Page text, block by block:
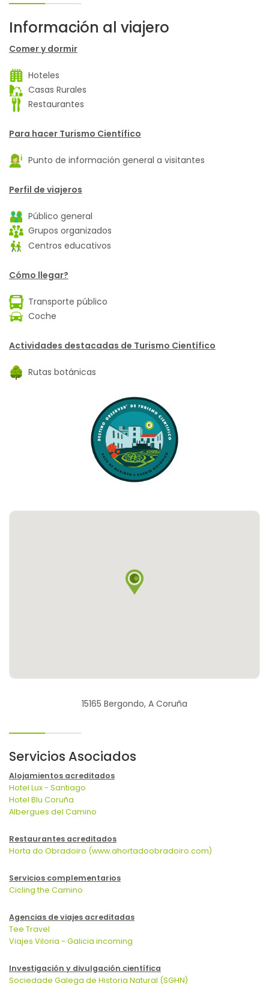
Información al viajero
Comer y dormir
Hoteles
Casas Rurales
Restaurantes
Para hacer Turismo Científico
Punto de información general a visitantes
Perfil de viajeros
Público general
Grupos organizados
Centros educativos
Cómo llegar?
Transporte público
Coche
Actividades destacadas de Turismo Científico
Rutas botánicas
15165 Bergondo, A Coruña
Servicios Asociados
Alojamientos acreditados
Hotel Lux - Santiago
Hotel Blu Coruña
Albergues del Camino
Restaurantes acreditados
Horta do Obradoiro (www.ahortadoobradoiro.com)
Servicios complementarios
Cicling the Camino
Agencias de viajes acreditadas
Tee Travel
Viajes Viloria - Galicia incoming
Investigación y divulgación científica
Sociedade Galega de Historia Natural (SGHN)